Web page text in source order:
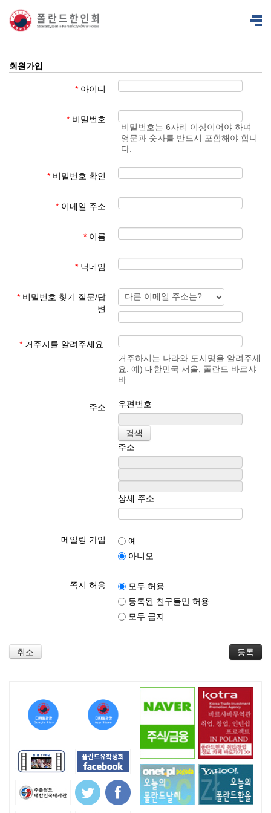
회원가입
* 아이디
* 비밀번호
비밀번호는 6자리 이상이어야 하며
영문과 숫자를 반드시 포함해야 합니
다.
* 비밀번호 확인
* 이메일 주소
* 이름
* 닉네임
* 비밀번호 찾기 질문/답
변
* 거주지를 알려주세요.
거주하시는 나라와 도시명을 알려주세
요. 예) 대한민국 서울, 폴란드 바르샤
바
주소 우편번호
주소
상세 주소
메일링 가입
예
아니오
쪽지 허용
모두 허용
등록된 친구들만 허용
모두 금지
취소